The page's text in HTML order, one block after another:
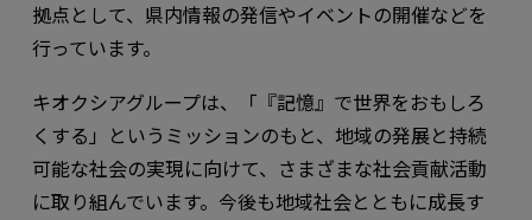
拠点として、県内情報の発信やイベントの開催などを
行っています。
キオクシアグループは、「『記憶』で世界をおもしろ
くする」というミッションのもと、地域の発展と持続
可能な社会の実現に向けて、さまざまな社会貢献活動
に取り組んでいます。今後も地域社会とともに成長す